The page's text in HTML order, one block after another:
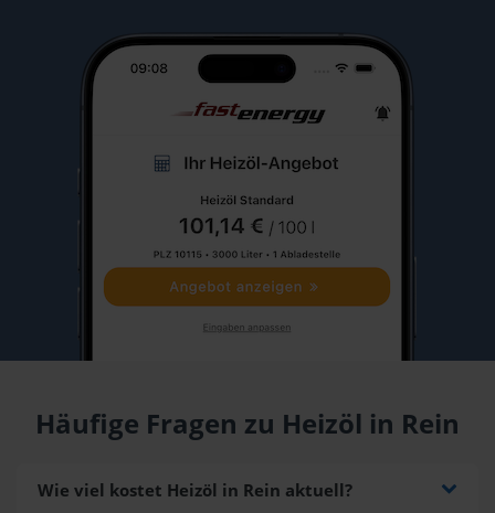
Häufige Fragen zu Heizöl in Rein
Wie viel kostet Heizöl in Rein aktuell?